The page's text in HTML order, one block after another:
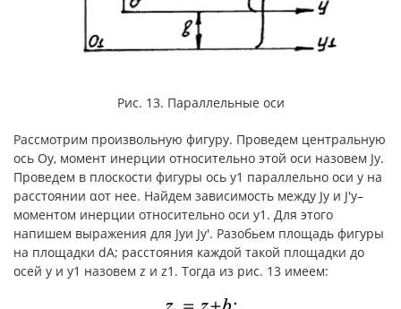
Рис. 13. Параллельные оси
Рассмотрим произвольную фигуру. Проведем центральную
ось Оу, момент инерции относительно этой оси назовем Jy.
Проведем в плоскости фигуры ось y1 параллельно оси у на
расстоянии αот нее. Найдем зависимость между Jy и J′y–
моментом инерции относительно оси y1. Для этого
напишем выражения для Jyи Jy′. Разобьем площадь фигуры
на площадки dA; расстояния каждой такой площадки до
осей у и y1 назовем z и z1. Тогда из рис. 13 имеем: